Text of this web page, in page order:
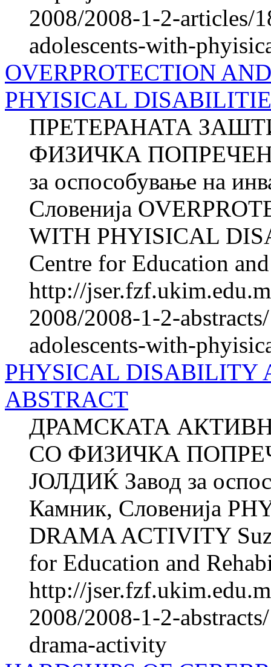
2008/2008-1-2-articles/
adolescents-with-
OVERPROTECTION
PHYISICAL
ПРЕТЕРАНАТА
ФИЗИЧКА
за оспособување на
Словенија
WITH PHYISICAL
Centre for Education
http://
2008/2008-1-2-
adolescents-with-
PHYSICAL DISABILITY
ABSTRACT
ДРАМСКАТА
СО ФИЗИЧКА
ЈОЛДИЌ Завод за
Камник, Словенија
DRAMA ACTIVITY
for Education and
http://
2008/2008-1-2-
drama-activity